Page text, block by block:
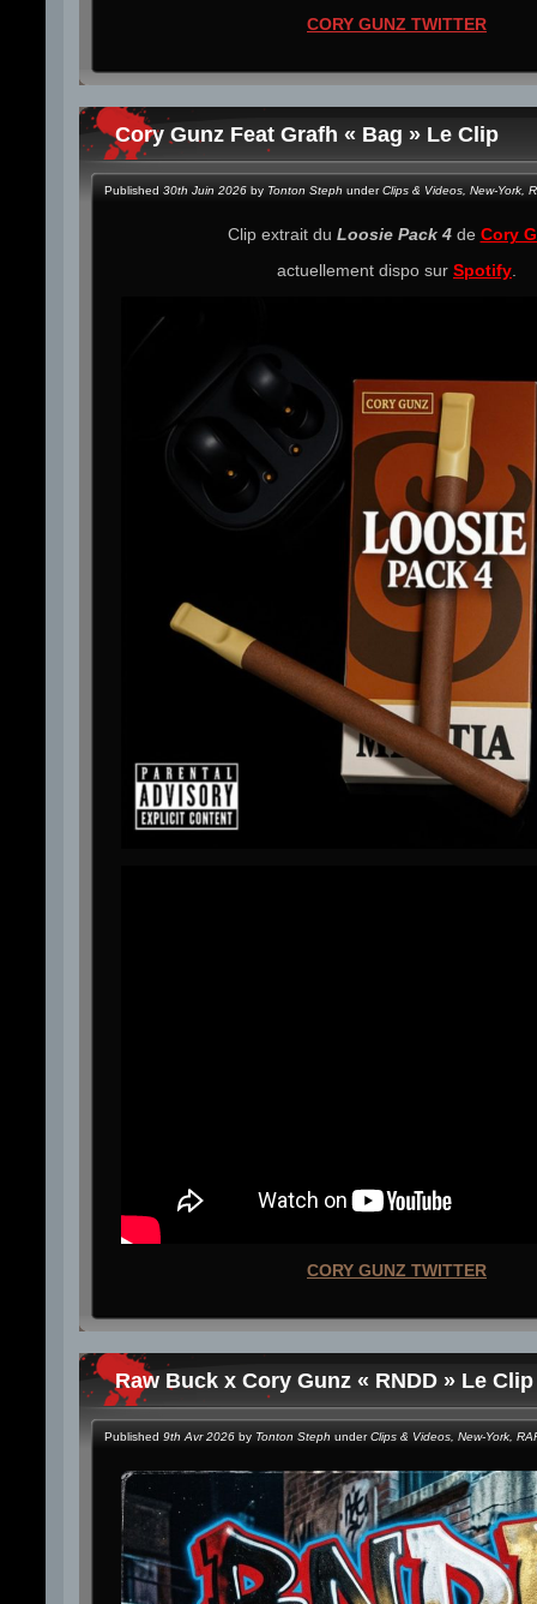
CORY GUNZ TWITTER
Cory Gunz Feat Grafh « Bag » Le Clip
Published 30th Juin 2026 by Tonton Steph underClips & Videos New-York
Clip extrait du Loosie Pack 4 de Cory
actuellement dispo sur Spotify
CORY GUNZ TWITTER
Raw Buck x Cory Gunz « RNDD » Le Clip
Published 9th Avr 2026 by Tonton Steph underClips & Videos New-York